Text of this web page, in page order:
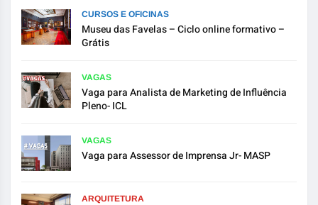
CURSOS E OFICINAS
Museu das Favelas – Ciclo online formativo –
Grátis
VAGAS
Vaga para Analista de Marketing de Influência
Pleno- ICL
VAGAS
Vaga para Assessor de Imprensa Jr- MASP
ARQUITETURA